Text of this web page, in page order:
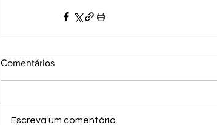
Comentários
Escreva um comentário